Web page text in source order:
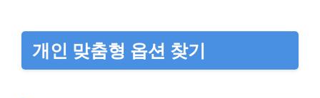
개인 맞춤형 옵션 찾기